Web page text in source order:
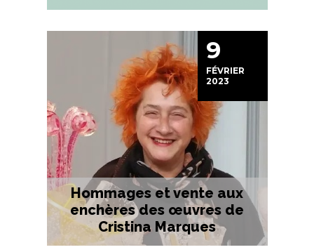
9
FÉVRIER
2023
Hommages et vente aux
enchères des œuvres de
Cristina Marques